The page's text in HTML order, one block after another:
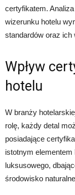
certyfikatem.
wizerunku hotelu
standardów oraz ich
Wpływ
hotelu
W branży
rolę, każdy detal
posiadające
istotnym
luksusowego,
środowisko